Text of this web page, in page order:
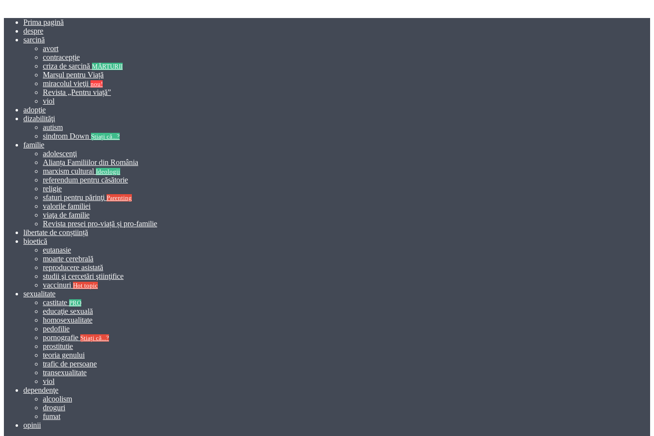
Prima pagină
despre
sarcină
avort
contracepție
criza de sarcină MĂRTURII
Marșul pentru Viață
miracolul vieţii nou!
Revista „Pentru viață”
viol
adopţie
dizabilităţi
autism
sindrom Down Știați că...?
familie
adolescenţi
Alianța Familiilor din România
marxism cultural Ideologii
referendum pentru căsătorie
religie
sfaturi pentru părinţi Parenting
valorile familiei
viaţa de familie
Revista presei pro-viață și pro-familie
libertate de conștiință
bioetică
eutanasie
moarte cerebrală
reproducere asistată
studii şi cercetări ştiinţifice
vaccinuri Hot topic
sexualitate
castitate PRO
educaţie sexuală
homosexualitate
pedofilie
pornografie Știați că...?
prostitutie
teoria genului
trafic de persoane
transexualitate
viol
dependenţe
alcoolism
droguri
fumat
opinii